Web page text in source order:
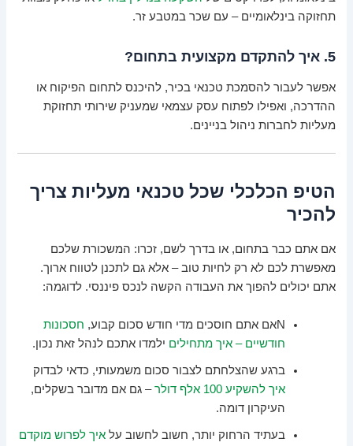
תחזוקה בינלאומיים – עם שכר במטבע זר.
5. איך להתקדם מקצועית בתחום?
אפשר לעבור להסמכת טכנאי בכיר, להיכנס לתחום הפיקוח או
ההדרכה, ואפילו לפתוח עסק עצמאי שמעניק שירותי תחזוקת
מעליות לחברות ניהול בניינים.
הטיפ הכלכלי שכל טכנאי מעליות צריך
להכיר
אם אתם כבר בתחום, או בדרך לשם, זכרו: המשכורת שלכם
מאפשרת לכם לא רק לחיות טוב – אלא גם לתכנן לטווח ארוך.
אתם יכולים להפוך את העבודה הקשה לנכס פיננסי. לדוגמה:
Nאם אתם חוסכים מדי חודש סכום קבוע,
חסכונות
חודשיים – איך מתחילים ילמדו אתכם לנהל זאת נכון.
ברגע שהצלחתם לצבור סכום משמעותי, כדאי לבדוק
איך להשקיע 100 אלף דולר
– גם אם מדובר בשקלים,
העיקרון דומה.
בעתיד הרחוק יותר, חשוב לחשוב עלאיך לפרוש מוקדם